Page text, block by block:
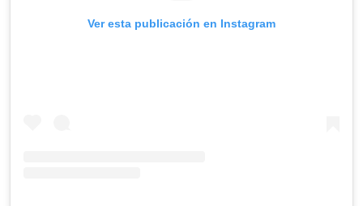
Ver esta publicación en Instagram